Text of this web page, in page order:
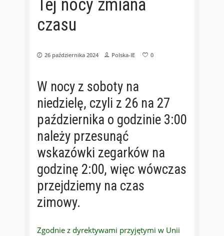
Tej nocy zmiana
czasu
26 października 2024 Polska-IE 0
W nocy z soboty na
niedzielę, czyli z 26 na 27
października o godzinie 3:00
należy przesunąć
wskazówki zegarków na
godzinę 2:00, więc wówczas
przejdziemy na czas
zimowy.
Zgodnie z dyrektywami przyjętymi w Unii